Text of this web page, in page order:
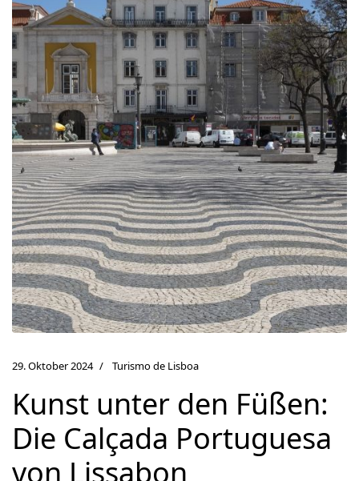
29. Oktober 2024 Turismo de Lisboa
Kunst unter den Füßen:
Die Calçada Portuguesa
von Lissabon